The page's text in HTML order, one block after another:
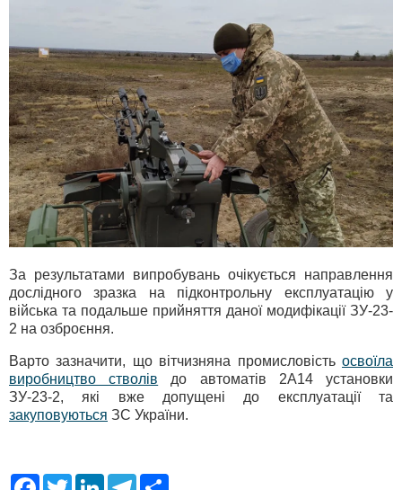
За результатами випробувань очікується направлення
дослідного зразка на підконтрольну експлуатацію у
війська та подальше прийняття даної модифікації ЗУ-23-
2 на озброєння.
Варто зазначити, що вітчизняна промисловість освоїла
виробництво стволів до автоматів 2А14 установки
ЗУ-23-2, які вже допущені до експлуатації та
закуповуються ЗС України.
F
T
L
T